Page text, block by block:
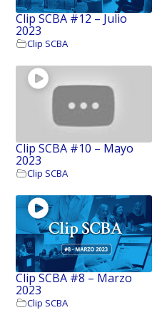
Clip SCBA #12 – Julio
2023
Clip SCBA
Clip SCBA #10 – Mayo
2023
Clip SCBA
Clip SCBA #8 – Marzo
2023
Clip SCBA